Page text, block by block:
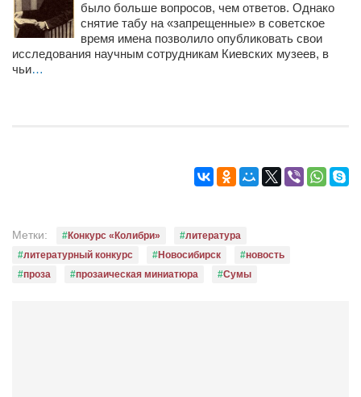
«Павел» — магазин мужской одежды
Туризм
«Траверс» — экипировочный центр
Денис Федченко
Звукорежиссёры
было больше вопросов, чем ответов. Однако
снятие табу на «запрещенные» в советское
время имена позволило опубликовать свои
исследования научным сотрудникам Киевских музеев, в
чьи…
Метки: Конкурс «Колибри»
литература
литературный конкурс
Новосибирск
новость
проза
прозаическая миниатюра Сумы